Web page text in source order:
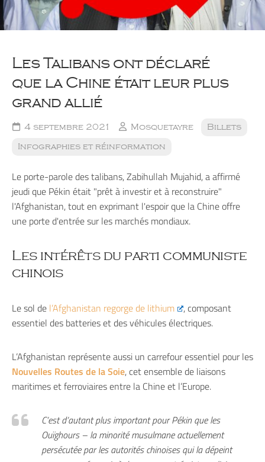
Les Talibans ont déclaré
que la Chine était leur plus
grand allié
4 septembre 2021 Mosquetayre
Billets
Infographies et réinformation
Le porte-parole des talibans, Zabihullah Mujahid, a affirmé
jeudi que Pékin était "prêt à investir et à reconstruire"
l'Afghanistan, tout en exprimant l'espoir que la Chine offre
une porte d'entrée sur les marchés mondiaux.
Les intérêts du parti communiste
chinois
Le sol de l’Afghanistan regorge de lithium
, composant
essentiel des batteries et des véhicules électriques.
L’Afghanistan représente aussi un carrefour essentiel pour les
Nouvelles Routes de la Soie, cet ensemble de liaisons
maritimes et ferroviaires entre la Chine et l’Europe.
C’est d’autant plus important pour Pékin que les
Ouïghours – la minorité musulmane actuellement
persécutée par les autorités chinoises qui la dépeint